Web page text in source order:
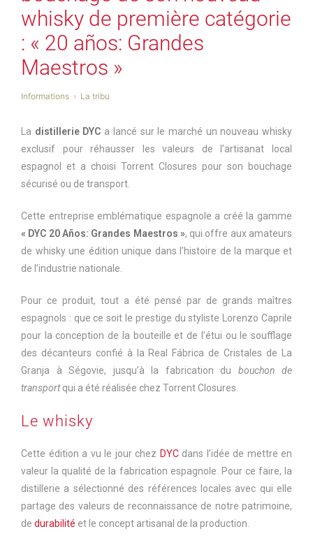
whisky de première catégorie
: « 20 años: Grandes
Maestros »
Informations La tribu
La distillerie DYC a lancé sur le marché un nouveau whisky
exclusif pour réhausser les valeurs de l’artisanat local
espagnol et a choisi Torrent Closures pour son bouchage
sécurisé ou de transport.
Cette entreprise emblématique espagnole a créé la gamme
« DYC 20 Años: Grandes Maestros », qui offre aux amateurs
de whisky une édition unique dans l’histoire de la marque et
de l’industrie nationale.
Pour ce produit, tout a été pensé par de grands maîtres
espagnols : que ce soit le prestige du styliste Lorenzo Caprile
pour la conception de la bouteille et de l’étui ou le soufflage
des décanteurs confié à la Real Fábrica de Cristales de La
Granja à Ségovie, jusqu’à la fabrication du bouchon de
transportqui a été réalisée chez Torrent Closures.
Le whisky
Cette édition a vu le jour chez DYCdans l’idée de mettre en
valeur la qualité de la fabrication espagnole. Pour ce faire, la
distillerie a sélectionné des références locales avec qui elle
partage des valeurs de reconnaissance de notre patrimoine,
de durabilité et le concept artisanal de la production.